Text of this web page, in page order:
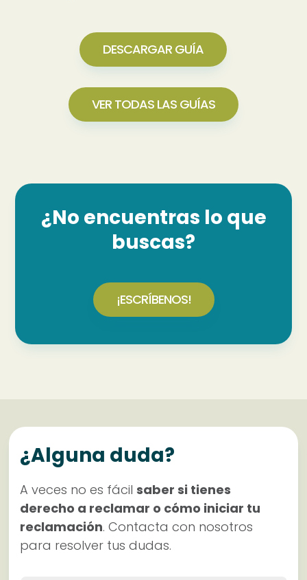
DESCARGAR GUÍA
VER TODAS LAS GUÍAS
¿No encuentras lo que
buscas?
¡ESCRÍBENOS!
¿Alguna duda?
A veces no es fácilsaber si tienes
derecho a reclamar o cómo iniciar tu
reclamación. Contacta con nosotros
para resolver tus dudas.